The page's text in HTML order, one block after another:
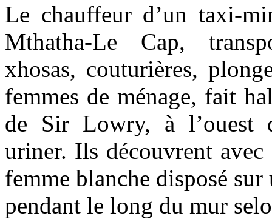
Le chauffeur d’un taxi-
Mthatha-Le Cap,
xhosas, couturières,
femmes de ménage, fait
de Sir Lowry, à l’ouest
uriner. Ils découvrent
femme blanche disposé
pendant le long du mur